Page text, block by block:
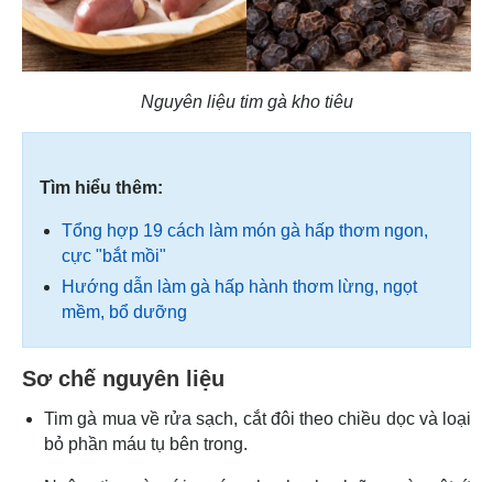
Nguyên liệu tim gà kho tiêu
Tìm hiểu thêm:
Tổng hợp 19 cách làm món gà hấp thơm ngon,
cực "bắt mồi"
Hướng dẫn làm gà hấp hành thơm lừng, ngọt
mềm, bổ dưỡng
Sơ chế nguyên liệu
Tim gà mua về rửa sạch, cắt đôi theo chiều dọc và loại
bỏ phần máu tụ bên trong.